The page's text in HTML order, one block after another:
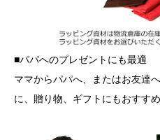
■パパへのプレゼントにも最適
ママからパパへ、またはお友達
に、贈り物、ギフトにもおすすめ